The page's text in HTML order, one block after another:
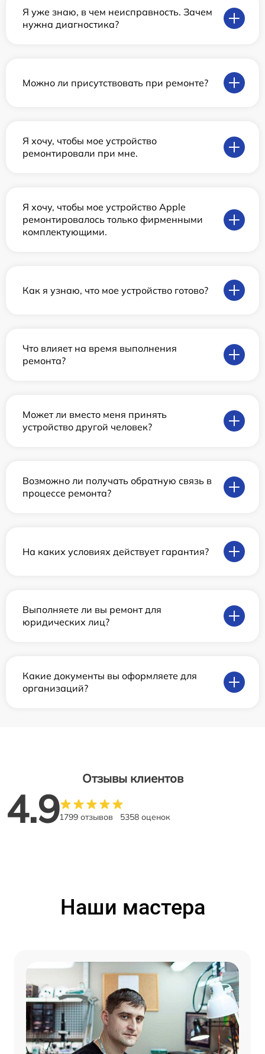
Я уже знаю, в чем неисправность. Зачем
нужна диагностика?
Можно ли присутствовать при ремонте?
Я хочу, чтобы мое устройство
ремонтировали при мне.
Я хочу, чтобы мое устройство Apple
ремонтировалось только фирменными
комплектующими.
Как я узнаю, что мое устройство готово?
Что влияет на время выполнения
ремонта?
Может ли вместо меня принять
устройство другой человек?
Возможно ли получать обратную связь в
процессе ремонта?
На каких условиях действует гарантия?
Выполняете ли вы ремонт для
юридических лиц?
Какие документы вы оформляете для
организаций?
Отзывы клиентов
4.91799 отзывов 5358 оценок
Наши мастера